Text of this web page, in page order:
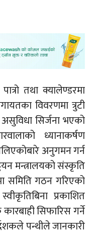
तथा क्यालेण्डरमा
विवरणमा त्रुटी
सिर्जना भएको
ध्यानाकर्षण
अनुगमन गर्न
मन्त्रालयको संस्कृति
समिति गठन गरिएको
प्रकाशित
सिफारिस गर्ने
पन्थीले जानकारी